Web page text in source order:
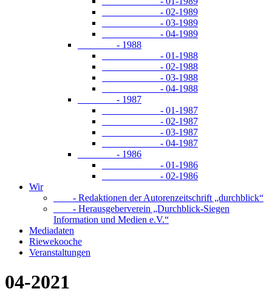
- 02-1989
- 03-1989
- 04-1989
- 1988
- 01-1988
- 02-1988
- 03-1988
- 04-1988
- 1987
- 01-1987
- 02-1987
- 03-1987
- 04-1987
- 1986
- 01-1986
- 02-1986
Wir
- Redaktionen der Autorenzeitschrift „durchblick“
- Herausgeberverein „Durchblick-Siegen
Information und Medien e.V.“
Mediadaten
Riewekooche
Veranstaltungen
04-2021